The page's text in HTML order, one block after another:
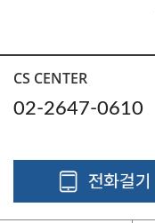
CS CENTER
02-2647-0610